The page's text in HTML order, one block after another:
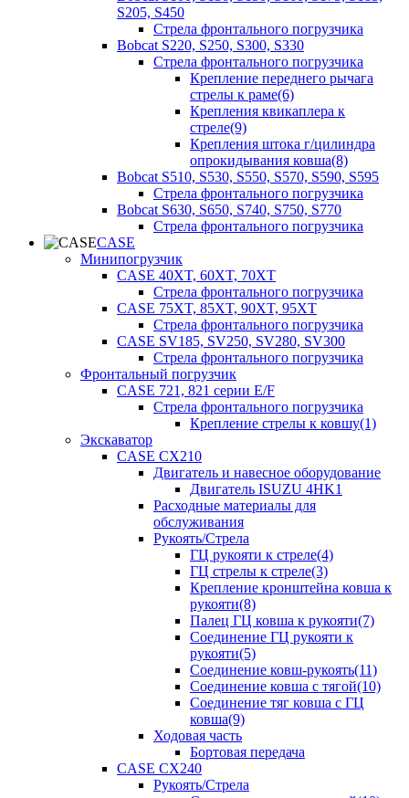
S205, S450
Стрела фронтального погрузчика
Bobcat S220, S250, S300, S330
Стрела фронтального погрузчика
Крепление переднего рычага
стрелы к раме(6)
Крепления квикаплера к
стреле(9)
Крепления штока г/цилиндра
опрокидывания ковша(8)
Bobcat S510, S530, S550, S570, S590, S595
Стрела фронтального погрузчика
Bobcat S630, S650, S740, S750, S770
Стрела фронтального погрузчика
CASE
Минипогрузчик
CASE 40XT, 60XT, 70XT
Стрела фронтального погрузчика
CASE 75XT, 85XT, 90XT, 95XT
Стрела фронтального погрузчика
CASE SV185, SV250, SV280, SV300
Стрела фронтального погрузчика
Фронтальный погрузчик
CASE 721, 821 серии E/F
Стрела фронтального погрузчика
Крепление стрелы к ковшу(1)
Экскаватор
CASE CX210
Двигатель и навесное оборудование
Двигатель ISUZU 4HK1
Расходные материалы для
обслуживания
Рукоять/Стрела
ГЦ рукояти к стреле(4)
ГЦ стрелы к стреле(3)
Крепление кронштейна ковша к
рукояти(8)
Палец ГЦ ковша к рукояти(7)
Соединение ГЦ рукояти к
рукояти(5)
Соединение ковш-рукоять(11)
Соединение ковша с тягой(10)
Соединение тяг ковша с ГЦ
ковша(9)
Ходовая часть
Бортовая передача
CASE CX240
Рукоять/Стрела